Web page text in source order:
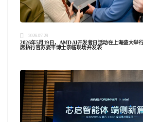
2026.07.29
2026年5月19日，AMD AI开发者日活动在上海盛大举
席执行官苏姿丰博士亲临现场并发表